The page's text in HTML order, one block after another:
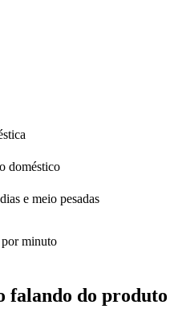
doméstico
e meio pesadas
minuto
falando do produto